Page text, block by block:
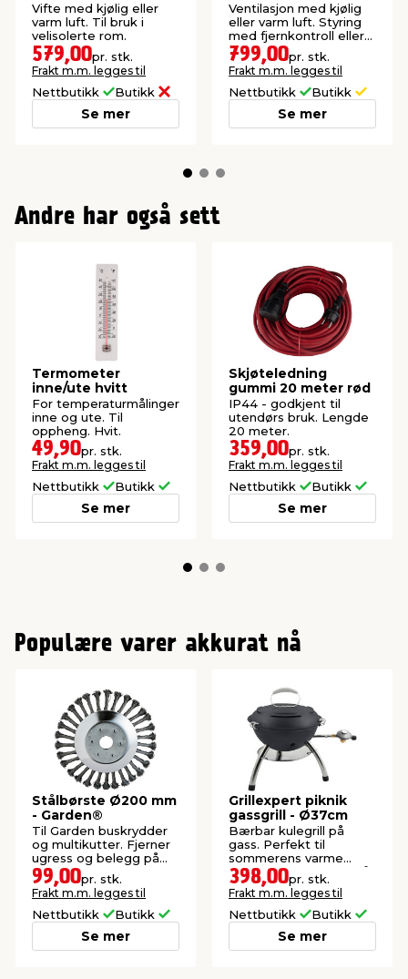
Vifte med kjølig eller
varm luft. Til bruk i
velisolerte rom.
579,00pr. stk.
Frakt m.m. legges til
Nettbutikk Butikk
Se mer
Ventilasjon med kjølig
eller varm luft. Styring
med fjernkontroll eller
app.
799,00pr. stk.
Frakt m.m. legges til
Nettbutikk Butikk
Se mer
Andre har også sett
Termometer
inne/ute hvitt
For temperaturmålinger
inne og ute. Til
oppheng. Hvit.
49,90pr. stk.
Frakt m.m. legges til
Nettbutikk Butikk
Se mer
Skjøteledning
gummi 20 meter rød
IP44 - godkjent til
utendørs bruk. Lengde
20 meter.
359,00pr. stk.
Frakt m.m. legges til
Nettbutikk Butikk
Se mer
Populære varer akkurat nå
Stålbørste Ø200 mm
- Garden®
Til Garden buskrydder
og multikutter. Fjerner
ugress og belegg på
heller og harde
steinoverflater.
99,00pr. stk.
Frakt m.m. legges til
Nettbutikk Butikk
Se mer
Grillexpert piknik
gassgrill - Ø37cm
Bærbar kulegrill på
gass. Perfekt til
sommerens varme
grillkvelder i parken, på
stranden eller på
balkongen.
398,00pr. stk.
Frakt m.m. legges til
Nettbutikk Butikk
Se mer